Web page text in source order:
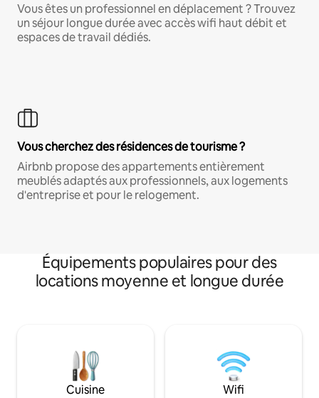
Vous êtes un professionnel en déplacement ? Trouvez
un séjour longue durée avec accès wifi haut débit et
espaces de travail dédiés.
Vous cherchez des résidences de tourisme ?
Airbnb propose des appartements entièrement
meublés adaptés aux professionnels, aux logements
d'entreprise et pour le relogement.
Équipements populaires pour des
locations moyenne et longue durée
Cuisine Wifi